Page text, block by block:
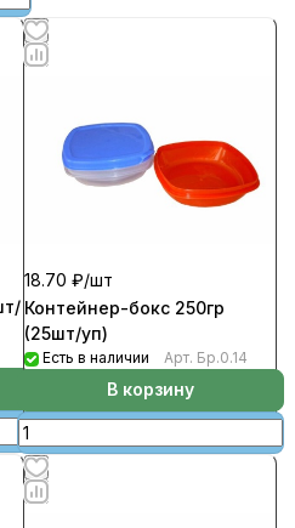
18.70 ₽/шт
Контейнер-бокс 250гр
(25шт/уп)
Есть в наличии Арт. Бр.0.14
В корзину